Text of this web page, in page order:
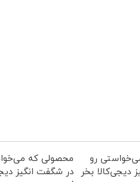
رو
دیجی‌کالا بخر
محصولی که
در شگفت انگیز